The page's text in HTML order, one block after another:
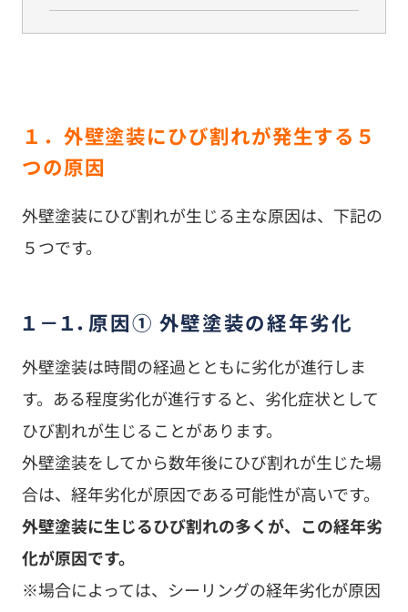
１．外壁塗装にひび割れが発生する５
つの原因
外壁塗装にひび割れが生じる主な原因は、下記の
５つです。
１－１．原因① 外壁塗装の経年劣化
外壁塗装は時間の経過とともに劣化が進行しま
す。ある程度劣化が進行すると、劣化症状として
ひび割れが生じることがあります。
外壁塗装をしてから数年後にひび割れが生じた場
合は、経年劣化が原因である可能性が高いです。
外壁塗装に生じるひび割れの多くが、この経年劣
化が原因です。
※場合によっては、シーリングの経年劣化が原因